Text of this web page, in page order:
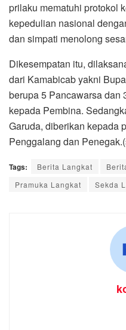
prilaku mematuhi protokol
kepedulian nasional
dan simpati menolong
Dikesempatan itu,
dari Kamabicab yakni
berupa 5 Pancawarsa dan
kepada Pembina.
Garuda, diberikan kepada
Penggalang dan
Tags: Berita Langkat
Pramuka Langkat
Sekda